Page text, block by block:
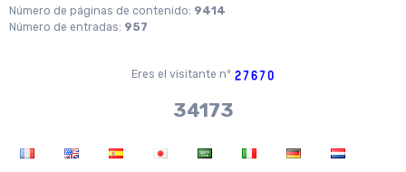
Número de páginas de contenido: 9414
Número de entradas: 957
Eres el visitante nº
37970